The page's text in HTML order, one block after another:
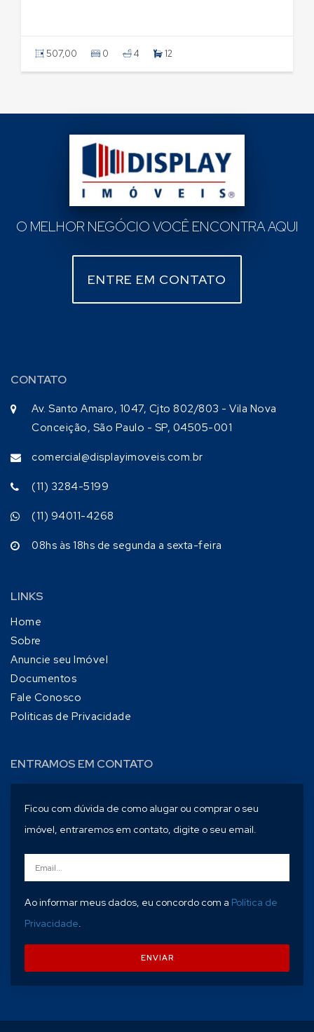
507,00 0 4 12
O MELHOR NEGÓCIO VOCÊ ENCONTRA AQUI
ENTRE EM CONTATO
CONTATO
Av. Santo Amaro, 1047, Cjto 802/803 - Vila Nova
Conceição, São Paulo - SP, 04505-001
comercial@displayimoveis.com.br
(11) 3284-5199
(11) 94011-4268
08hs às 18hs de segunda a sexta-feira
LINKS
Home
Sobre
Anuncie seu Imóvel
Documentos
Fale Conosco
Politicas de Privacidade
ENTRAMOS EM CONTATO
Ficou com dúvida de como alugar ou comprar o seu
imóvel, entraremos em contato, digite o seu email.
Ao informar meus dados, eu concordo com a Política de
Privacidade.
ENVIAR